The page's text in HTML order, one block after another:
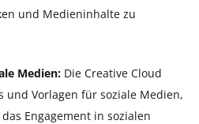
und Medieninhalte zu
Medien: Die Creative Cloud
und Vorlagen für soziale Medien,
Engagement in sozialen